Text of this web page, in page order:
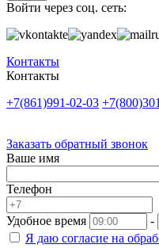
Войти через соц. сеть:
Контакты
Контакты
+7(861)991-02-03
Заказать обратный звонок
Ваше имя
Телефон
Удобное время
-
Я даю согласие на